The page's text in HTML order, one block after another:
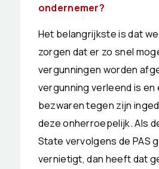
ondernemer?
Het belangrijkste is dat
zorgen dat er zo snel
vergunningen worden
vergunning verleend is en
bezwaren tegen zijn
deze onherroepelijk. Als
State vervolgens de PAS
vernietigt, dan heeft dat